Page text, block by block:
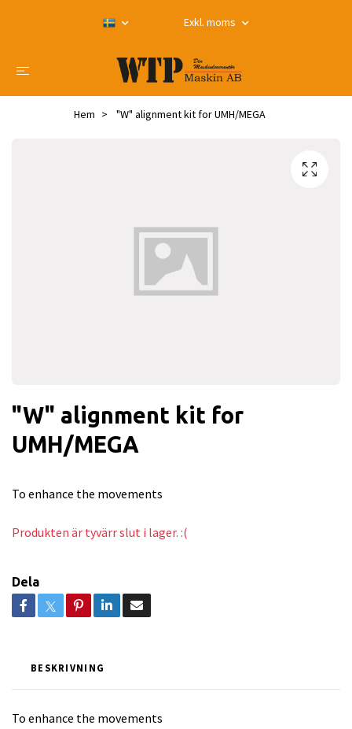
Exkl. moms
Hem "W" alignment kit for UMH/MEGA
"W" alignment kit for
UMH/MEGA
To enhance the movements
Produkten är tyvärr slut i lager. :(
Dela
BESKRIVNING
To enhance the movements